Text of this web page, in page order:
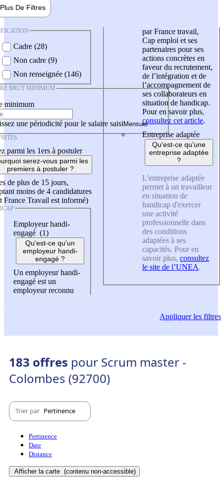
Plus De Filtres
Cadre (28)
Non cadre (9)
Non renseignée (146)
BRUT MINIMUM
minimum
une périodicité pour le salaire saisi
parmi les 1ers à postuler
serez-vous parmi les
premiers à postuler ?
de plus de 15 jours,
moins de 4 candidatures
France Travail est informé)
Employeur handi-
engagé (1)
Qu'est-ce qu'un
employeur handi-
engagé ?
Un employeur handi-
engagé est un
employeur reconnu
par France travail,
Cap emploi et ses
partenaires pour ses
actions concrètes en
faveur du recrutement,
de l’intégration et de
l’accompagnement de
ses collaborateurs en
situation de handicap.
Pour en savoir plus,
consultez cet article.
Entreprise adaptée
Qu'est-ce qu'une
entreprise adaptée
?
L'entreprise adaptée
permet à un travailleur
en situation de
handicap d'exercer
une activité
professionnelle dans
des conditions
adaptées à ses
capacités. Pour en
savoir plus, consultez
le site de l’UNEA.
Appliquerles filtres
183 offres pour Scrum master -
Colombes (92700)
Trier par Pertinence
Pertinence
Date
Distance
Afficher la carte (contenu non-accessible)